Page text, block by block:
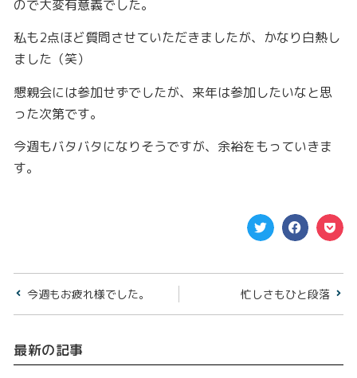
ので大変有意義でした。
私も2点ほど質問させていただきましたが、かなり白熱し
ました（笑）
懇親会には参加せずでしたが、来年は参加したいなと思
った次第です。
今週もバタバタになりそうですが、余裕をもっていきま
す。
今週もお疲れ様でした。 忙しさもひと段落
最新の記事